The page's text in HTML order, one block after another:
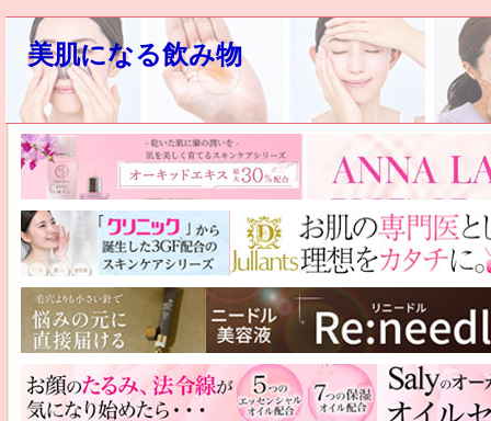
美肌になる飲み物